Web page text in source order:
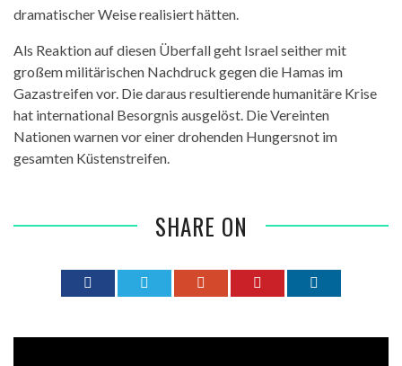
dramatischer Weise realisiert hätten.
Als Reaktion auf diesen Überfall geht Israel seither mit
großem militärischen Nachdruck gegen die Hamas im
Gazastreifen vor. Die daraus resultierende humanitäre Krise
hat international Besorgnis ausgelöst. Die Vereinten
Nationen warnen vor einer drohenden Hungersnot im
gesamten Küstenstreifen.
SHARE ON